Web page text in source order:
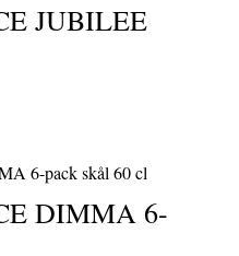
JUBILEE
DIMMA 6-